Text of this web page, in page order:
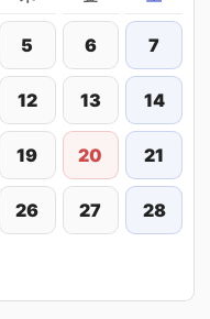
5 6 7
12 13 14
19 20 21
26 27 28